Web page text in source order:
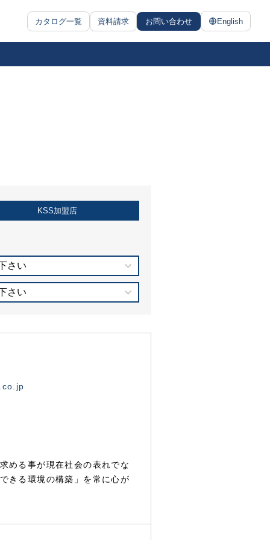
カタログ一覧 資料請求 お問い合わせ English
KSS加盟店
さい
さい
める事が現在社会の表れでな
きる環境の構築」を常に心が